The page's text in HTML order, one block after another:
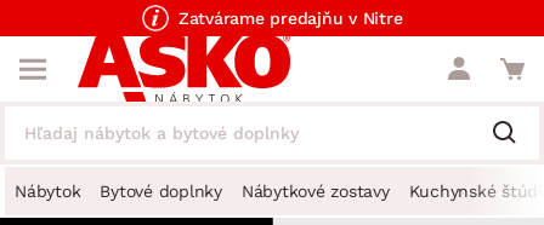
Zatvárame predajňu v Nitre
Nábytok Bytové doplnky Nábytkové zostavy Kuchynské